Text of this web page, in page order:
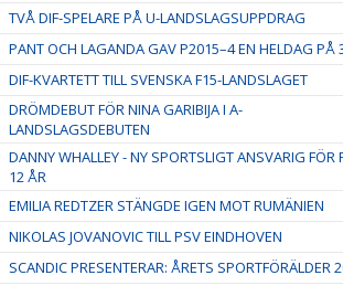
TVÅ DIF-SPELARE PÅ U-LANDSLAGSUPPDRAG
PANT OCH LAGANDA GAV P2015–4 EN HELDAG PÅ
DIF-KVARTETT TILL SVENSKA F15-LANDSLAGET
DRÖMDEBUT FÖR NINA GARIBIJA I A-
LANDSLAGSDEBUTEN
DANNY WHALLEY - NY SPORTSLIGT ANSVARIG FÖR
12 ÅR
EMILIA REDTZER STÄNGDE IGEN MOT RUMÄNIEN
NIKOLAS JOVANOVIC TILL PSV EINDHOVEN
SCANDIC PRESENTERAR: ÅRETS SPORTFÖRÄLDER